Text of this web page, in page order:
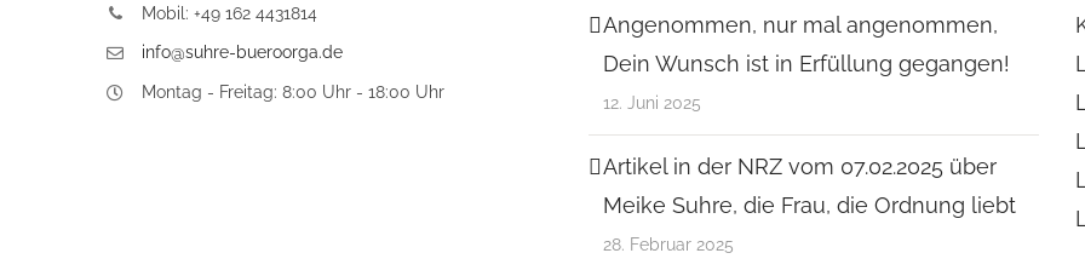
Mobil: +49 162 4431814
info@suhre-bueroorga.de
Montag - Freitag: 8:00 Uhr - 18:00 Uhr
Angenommen, nur mal angenommen,
Dein Wunsch ist in Erfüllung gegangen!
12. Juni 2025
Artikel in der NRZ vom 07.02.2025 über
Meike Suhre, die Frau, die Ordnung liebt
28. Februar 2025